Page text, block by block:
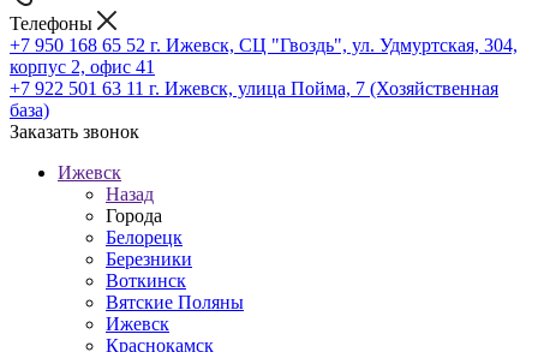
Телефоны
+7 950 168 65 52 г. Ижевск, СЦ "Гвоздь", ул. Удмуртская, 304,
корпус 2, офис 41
+7 922 501 63 11 г. Ижевск, улица Пойма, 7 (Хозяйственная
база)
Заказать звонок
Ижевск
Назад
Города
Белорецк
Березники
Воткинск
Вятские Поляны
Ижевск
Краснокамск